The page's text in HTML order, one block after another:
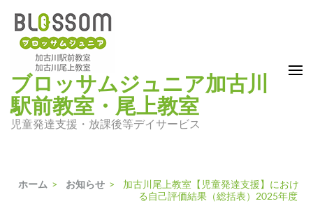
ブロッサムジュニア加古川
駅前教室・尾上教室
児童発達支援・放課後等デイサービス
ホーム > お知らせ >
加古川尾上教室【児童発達支援】におけ
る自己評価結果（総括表）2025年度